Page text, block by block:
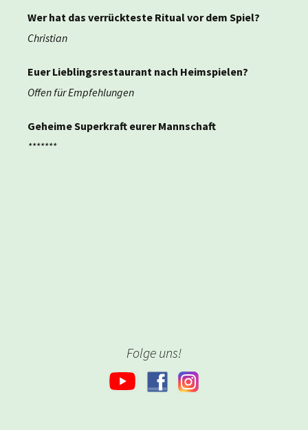
Wer hat das verrückteste Ritual vor dem Spiel?
Christian
Euer Lieblingsrestaurant nach Heimspielen?
Offen für Empfehlungen
Geheime Superkraft eurer Mannschaft
*******
Folge uns!